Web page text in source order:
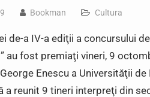
Bookman Cultura
de-a IV-a ediţii a concursului
au fost premiaţi vineri, 9
Enescu a Universităţii
a reunit 9 tineri interpreţi din